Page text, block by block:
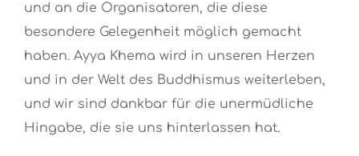
und an die Organisatoren, die diese
besondere Gelegenheit möglich gemacht
haben. Ayya Khema wird in unseren Herzen
und in der Welt des Buddhismus weiterleben,
und wir sind dankbar für die unermüdliche
Hingabe, die sie uns hinterlassen hat.